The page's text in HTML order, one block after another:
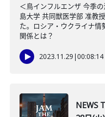
＜鳥インフルエンザ 今季
島大学 共同獣医学部 准教
た。ロシア・ウクライナ
関係とは？
2023.11.29 |00:08:14
NEWS